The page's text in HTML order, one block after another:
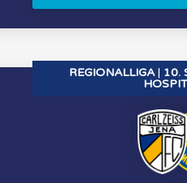
REGIONALLIGA
10.